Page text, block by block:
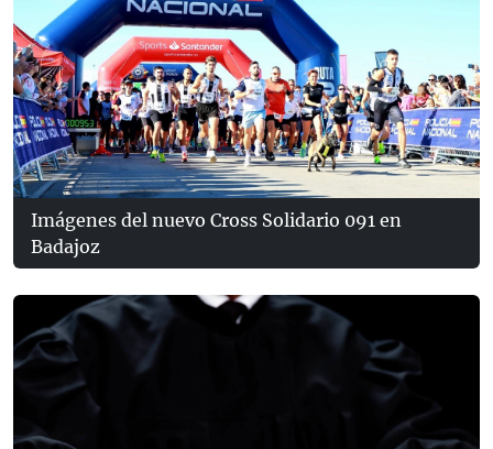
Imágenes del nuevo Cross Solidario 091 en
Badajoz